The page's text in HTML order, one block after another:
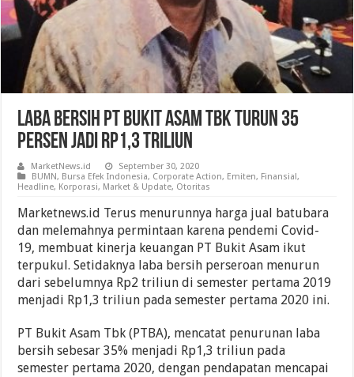
Laba Bersih PT Bukit Asam Tbk Turun 35
Persen Jadi Rp1,3 Triliun
MarketNews.id
September 30, 2020
BUMN, Bursa Efek Indonesia, Corporate Action, Emiten, Finansial,
Headline, Korporasi, Market & Update, Otoritas
Marketnews.id Terus menurunnya harga jual batubara
dan melemahnya permintaan karena pendemi Covid-
19, membuat kinerja keuangan PT Bukit Asam ikut
terpukul. Setidaknya laba bersih perseroan menurun
dari sebelumnya Rp2 triliun di semester pertama 2019
menjadi Rp1,3 triliun pada semester pertama 2020 ini.
PT Bukit Asam Tbk (PTBA), mencatat penurunan laba
bersih sebesar 35% menjadi Rp1,3 triliun pada
semester pertama 2020, dengan pendapatan mencapai